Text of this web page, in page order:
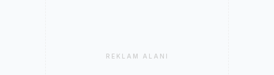
REKLAM ALANI